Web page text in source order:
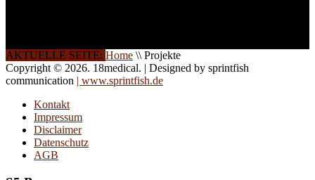
AKTUELLE SEITE: Home \\ Projekte
Copyright © 2026. 18medical. | Designed by sprintfish
communication | www.sprintfish.de
Kontakt
Impressum
Disclaimer
Datenschutz
AGB